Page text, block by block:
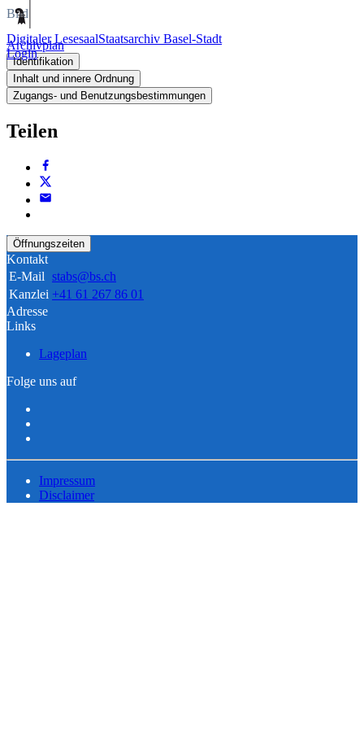
Digitaler LesesaalStaatsarchiv Basel-Stadt
Login
Bild
Archivplan
Identifikation
Inhalt und innere Ordnung
Zugangs- und Benutzungsbestimmungen
Teilen
Öffnungszeiten
Kontakt
E-Mail stabs@bs.ch
Kanzlei +41 61 267 86 01
Adresse
Links
Lageplan
Folge uns auf
Impressum
Disclaimer